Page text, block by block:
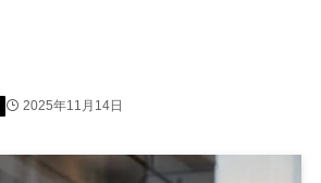
2025年11月14日